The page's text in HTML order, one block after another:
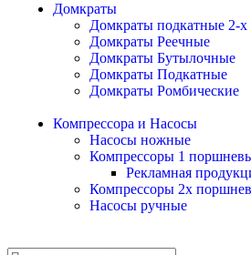
Домкраты
Домкраты подкатные 2-
Домкраты Реечные
Домкраты Бутылочные
Домкраты Подкатные
Домкраты Ромбические
Компрессора и Насосы
Насосы ножные
Компрессоры 1
Рекламная
Компрессоры 2х
Насосы ручные